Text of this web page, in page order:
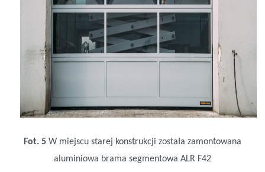
Fot. 5 W miejscu starej konstrukcji została zamontowana
aluminiowa brama segmentowa ALR F42